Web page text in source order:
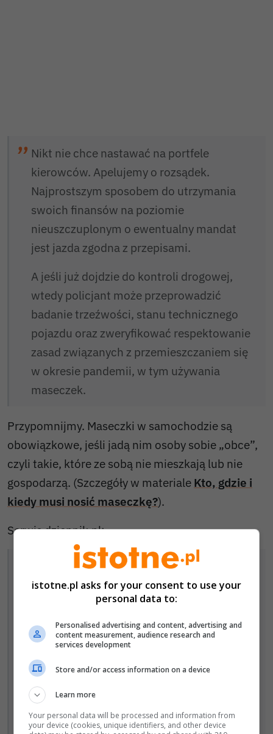
Nikt nie chce nastawać na portfele
kierowców. Apelujemy o rozsądek.
Najprostszym sposobem do utrzymania
swoich finansów na poziomie
nieuszczuplonym o ewentualny mandat
jest jazda zgodna z przepisami.
A jeśli już dojdzie do kontroli drogowej,
wtedy policjant może przeprowadzić
badanie trzeźwości, stanu technicznego
pojazdu oraz zweryfikować respektowanie
zasad związanych z przemieszczaniem się
w okresie pandemii, w tym używania
maseczek.
Przypomnijmy. Maseczki w samochodzie są
obowiązkowe, jeśli jadą nim osoby sobie „obce”,
czyli takie, które ze sobą nie mieszkają lub nie
gospodarzą. (Szczegóły w materiale Kto, gdzie i
kiedy musi nosić maseczkę?).
Serwisdziennik.pl:
Przy legitymowaniu dla ustalenia
tożsamości podczas kontroli drogowej
funkcjonariusz może żądać odkrycia ust i
nosa. Jak usłyszeliśmy w KGP nakładanie
mandatów przez policję za brak maseczki
to ostateczność. Jednak w przypadku
braku reakcji na pouczenie konsekwencje
mogą być kosztowne. Mandat to 500 zł, a
kara administracyjna od 5 tys. zł do 30 tys.
istotne.pl asks for your consent to use your
personal data to:
Personalised advertising and content, advertising and
content measurement, audience research and
services development
Store and/or access information on a device
Learn more
Your personal data will be processed and information from
your device (cookies, unique identifiers, and other device